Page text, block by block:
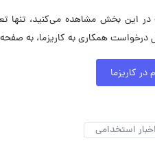
این بخش مشاهده می‌کنید، تنها
درخواست همکاری به کاریزما، به
کاریزما
اخبار استخدامی